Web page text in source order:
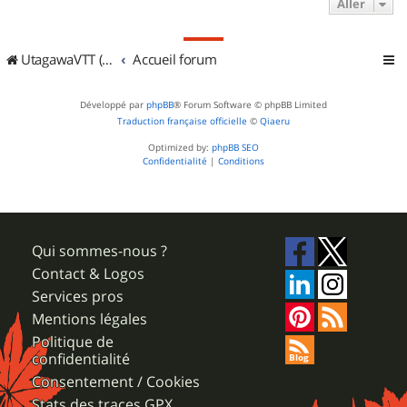
Aller
UtagawaVTT (Randos VTT et VTTAE avec traces GPS) Accueil forum
Développé par phpBB® Forum Software © phpBB Limited
Traduction française officielle © Qiaeru
Optimized by: phpBB SEO
Confidentialité | Conditions
Qui sommes-nous ?
Contact & Logos
Services pros
Mentions légales
Politique de
confidentialité
Consentement / Cookies